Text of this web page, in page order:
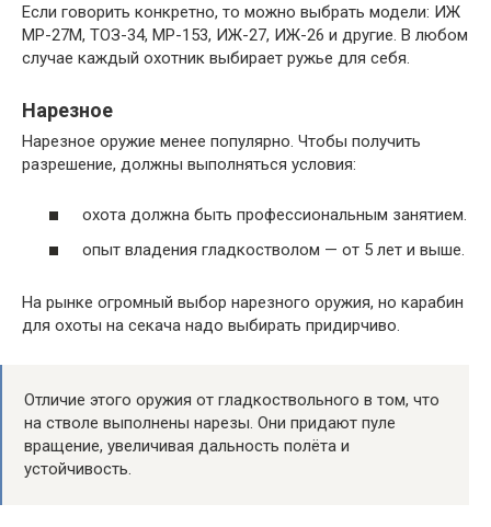
Если говорить конкретно, то можно выбрать модели: ИЖ
МР-27М, ТОЗ-34, МР-153, ИЖ-27, ИЖ-26 и другие. В любом
случае каждый охотник выбирает ружье для себя.
Нарезное
Нарезное оружие менее популярно. Чтобы получить
разрешение, должны выполняться условия:
охота должна быть профессиональным занятием.
опыт владения гладкостволом — от 5 лет и выше.
На рынке огромный выбор нарезного оружия, но карабин
для охоты на секача надо выбирать придирчиво.
Отличие этого оружия от гладкоствольного в том, что
на стволе выполнены нарезы. Они придают пуле
вращение, увеличивая дальность полёта и
устойчивость.